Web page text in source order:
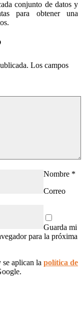
conjunto de datos y
para obtener una
Los campos
Nombre *
Correo
Guarda mi
para la próxima
aplican la política de